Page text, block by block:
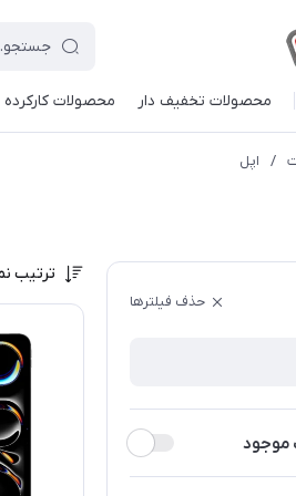
محصولات تخفیف دار محصولات کارکرده
/ اپل
حذف فیلترها
موجود
ترتیب